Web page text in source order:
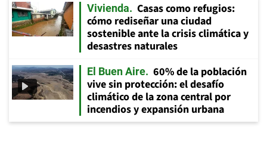
Vivienda
Casas como refugios:
cómo rediseñar una ciudad
sostenible ante la crisis climática y
desastres naturales
El Buen Aire
60% de la población
vive sin protección: el desafío
climático de la zona central por
incendios y expansión urbana